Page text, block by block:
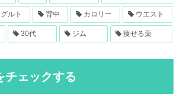
ルト 背中 カロリー ウエスト
30代 ジム 痩せる薬
チェックする